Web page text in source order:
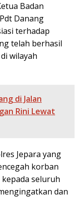
Badan
Danang
terhadap
telah berhasil
wilayah
di Jalan
Rini Lewat
Jepara yang
korban
seluruh
dan